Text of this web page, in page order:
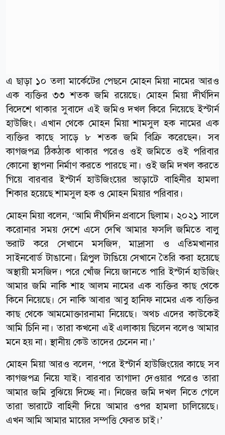
এ ছাড়া ১০ তলা মার্কেটের পেছনে মোহন মিয়া নামের আরও
এক ব্যক্তির ৩৩ শতক জমি রয়েছে। মোহন মিয়া দীর্ঘদিন
বিদেশে থাকার সুবাদে এই জমিও দখল কিরে নিয়েছে ইস্টার্ন
হাউজিং। এখান থেকে মোহন মিয়া শামসুল হক নামের এক
ব্যক্তির কাছে সাড়ে ৮ শতক জমি বিক্রি করেছেন। সব
কাগজপত্র ঠিকঠাক থাকার পরেও ওই জমিতে ওই পরিবার
কোনো স্থাপনা নির্মাণ করতে পারছে না। ওই জমি দখল করতে
গিয়ে বারবার ইস্টার্ন হাউজিংয়ের ভাড়াটে বাহিনীর হামলা
শিকার হয়েছে শামসুল হক ও মোহন মিয়ার পরিবার।
মোহন মিয়া বলেন, ‘আমি দীর্ঘদিন প্রবাসে ছিলাম। ২০২১ সালে
করোনার সময় দেশে এসে দেখি আমার ফসলি জমিতে বালু
ভরাট করে সেখানে মসজিদ, মাদ্রাসা ও এতিমখানার
সাইনবোর্ড টাঙানো। ত্রিপুল টাঙিয়ে সেখানে তৈরি করা হয়েছে
অস্থায়ী মসজিদ। পরে খোঁজ নিয়ে জানতে পারি ইস্টার্ন হাউজিং
আমার জমি নাকি শাহ আলম নামের এক ব্যক্তির কাছ থেকে
কিনে নিয়েছে। সে নাকি আবার আবু হানিফ নামের এক ব্যক্তির
কাছ থেকে আমমোক্তারনামা নিয়েছে। অথচ এদের কাউকেই
আমি চিনি না। তারা কখনো এই এলাকায় ছিলেন বলেও আমার
মনে হয় না। স্থানীয় কেউ তাদের চেনেন না।’
মোহন মিয়া আরও বলেন, ‘পরে ইস্টার্ন হাউজিংয়ের কাছে সব
কাগজপত্র নিয়ে যাই। বারবার তাগাদা দেওয়ার পরেও তারা
আমার জমি বুঝিয়ে দিচ্ছে না। নিজের জমি দখল নিতে গেলে
তারা ভারাটে বাহিনী দিয়ে আমার ওপর হামলা চালিয়েছে।
এখন আমি আমার মায়ের সম্পত্তি ফেরত চাই।’